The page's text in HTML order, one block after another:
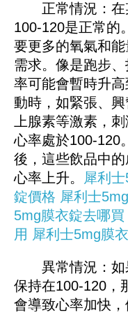
正常情況：在
100-120是正常的
要更多的氧氣和
需求。像是跑步
率可能會暫時升
動時，如緊張、
上腺素等激素，
心率處於100-120
後，這些飲品中
心率上升。
犀利
錠價格 犀利士
5mg膜衣錠去哪買
用 犀利士5mg膜
異常情況：如
保持在100-120，
會導致心率加快